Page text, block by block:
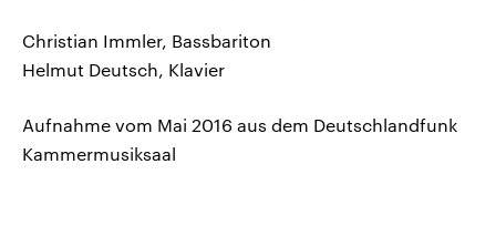
Christian Immler, Bassbariton
Helmut Deutsch, Klavier
Aufnahme vom Mai 2016 aus dem Deutschlandfunk
Kammermusiksaal